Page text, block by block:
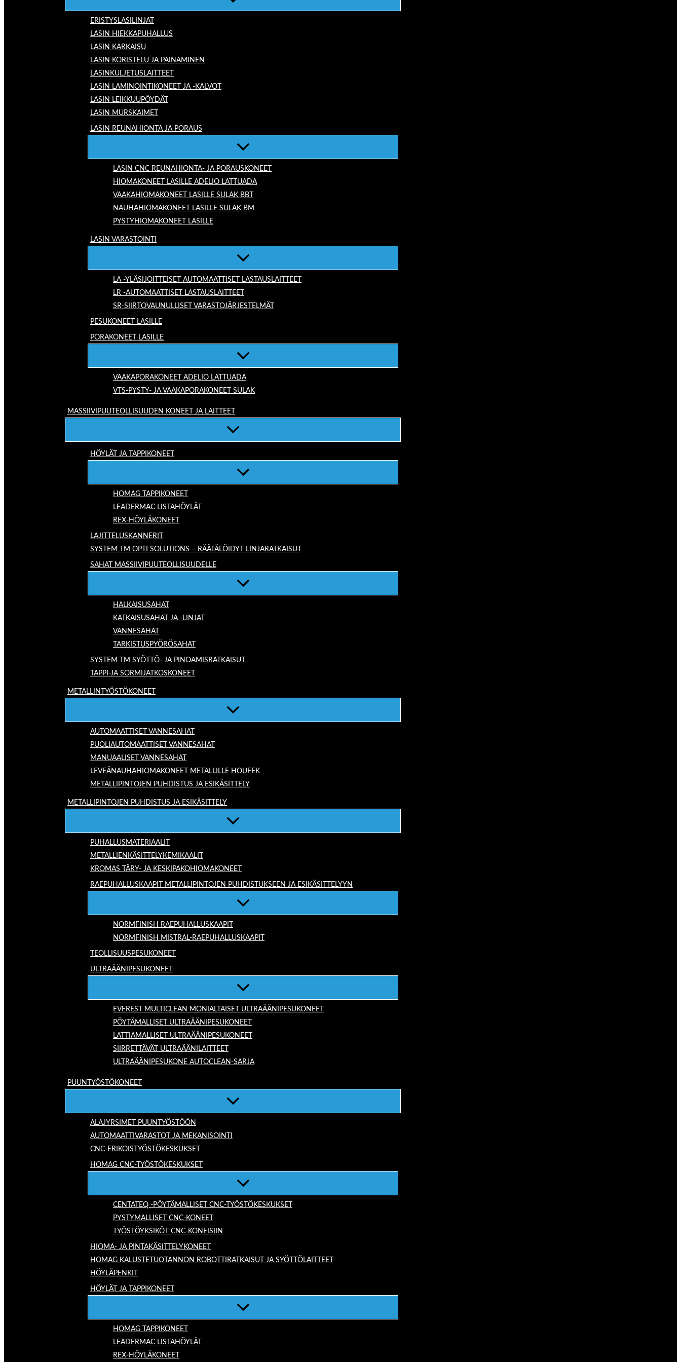
ERISTYSLASILINJAT
LASIN HIEKKAPUHALLUS
LASIN KARKAISU
LASIN KORISTELU JA PAINAMINEN
LASINKULJETUSLAITTEET
LASIN LAMINOINTIKONEET JA -KALVOT
LASIN LEIKKUUPÖYDÄT
LASIN MURSKAIMET
LASIN REUNAHIONTA JA PORAUS
LASIN CNC REUNAHIONTA- JA PORAUSKONEET
HIOMAKONEET LASILLE ADELIO LATTUADA
VAAKAHIOMAKONEET LASILLE SULAK BBT
NAUHAHIOMAKONEET LASILLE SULAK BM
PYSTYHIOMAKONEET LASILLE
LASIN VARASTOINTI
LA -YLÄSIJOITTEISET AUTOMAATTISET LASTAUSLAITTEET
LR -AUTOMAATTISET LASTAUSLAITTEET
SR-SIIRTOVAUNULLISET VARASTOJÄRJESTELMÄT
PESUKONEET LASILLE
PORAKONEET LASILLE
VAAKAPORAKONEET ADELIO LATTUADA
VTS-PYSTY- JA VAAKAPORAKONEET SULAK
MASSIIVIPUUTEOLLISUUDEN KONEET JA LAITTEET
HÖYLÄT JA TAPPIKONEET
HOMAG TAPPIKONEET
LEADERMAC LISTAHÖYLÄT
REX-HÖYLÄKONEET
LAJITTELUSKANNERIT
SYSTEM TM OPTI SOLUTIONS – RÄÄTÄLÖIDYT LINJARATKAISUT
SAHAT MASSIIVIPUUTEOLLISUUDELLE
HALKAISUSAHAT
KATKAISUSAHAT JA -LINJAT
VANNESAHAT
TARKISTUSPYÖRÖSAHAT
SYSTEM TM SYÖTTÖ- JA PINOAMISRATKAISUT
TAPPI-JA SORMIJATKOSKONEET
METALLINTYÖSTÖKONEET
AUTOMAATTISET VANNESAHAT
PUOLIAUTOMAATTISET VANNESAHAT
MANUAALISET VANNESAHAT
LEVEÄNAUHAHIOMAKONEET METALLILLE HOUFEK
METALLIPINTOJEN PUHDISTUS JA ESIKÄSITTELY
METALLIPINTOJEN PUHDISTUS JA ESIKÄSITTELY
PUHALLUSMATERIAALIT
METALLIENKÄSITTELYKEMIKAALIT
KROMAS TÄRY- JA KESKIPAKOHIOMAKONEET
RAEPUHALLUSKAAPIT METALLIPINTOJEN PUHDISTUKSEEN JA ESIKÄSITTELYYN
NORMFINISH RAEPUHALLUSKAAPIT
NORMFINISH MISTRAL-RAEPUHALLUSKAAPIT
TEOLLISUUSPESUKONEET
ULTRAÄÄNIPESUKONEET
EVEREST MULTICLEAN MONIALTAISET ULTRAÄÄNIPESUKONEET
PÖYTÄMALLISET ULTRAÄÄNIPESUKONEET
LATTIAMALLISET ULTRAÄÄNIPESUKONEET
SIIRRETTÄVÄT ULTRAÄÄNILAITTEET
ULTRAÄÄNIPESUKONE AUTOCLEAN-SARJA
PUUNTYÖSTÖKONEET
ALAJYRSIMET PUUNTYÖSTÖÖN
AUTOMAATTIVARASTOT JA MEKANISOINTI
CNC-ERIKOISTYÖSTÖKESKUKSET
HOMAG CNC-TYÖSTÖKESKUKSET
CENTATEQ -PÖYTÄMALLISET CNC-TYÖSTÖKESKUKSET
PYSTYMALLISET CNC-KONEET
TYÖSTÖYKSIKÖT CNC-KONEISIIN
HIOMA- JA PINTAKÄSITTELYKONEET
HOMAG KALUSTETUOTANNON ROBOTTIRATKAISUT JA SYÖTTÖLAITTEET
HÖYLÄPENKIT
HÖYLÄT JA TAPPIKONEET
HOMAG TAPPIKONEET
LEADERMAC LISTAHÖYLÄT
REX-HÖYLÄKONEET